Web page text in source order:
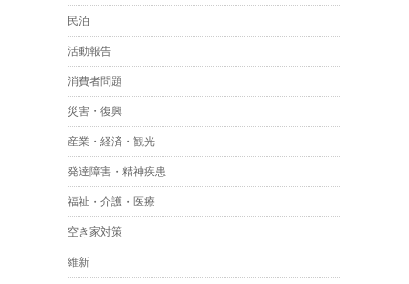
民泊
活動報告
消費者問題
災害・復興
産業・経済・観光
発達障害・精神疾患
福祉・介護・医療
空き家対策
維新